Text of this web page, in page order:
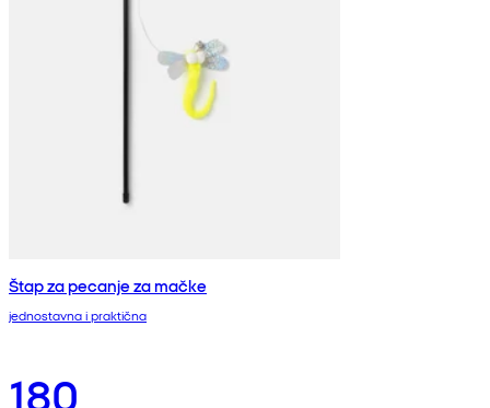
Štap za pecanje za mačke
jednostavna i praktična
180